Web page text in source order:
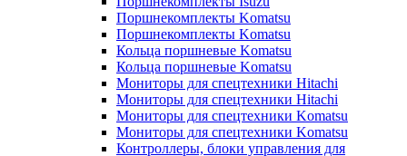
Поршнекомплекты Komatsu
Поршнекомплекты Komatsu
Кольца поршневые Komatsu
Кольца поршневые Komatsu
Мониторы для спецтехники Hitachi
Мониторы для спецтехники Hitachi
Мониторы для спецтехники Komatsu
Мониторы для спецтехники Komatsu
Контроллеры, блоки управления для